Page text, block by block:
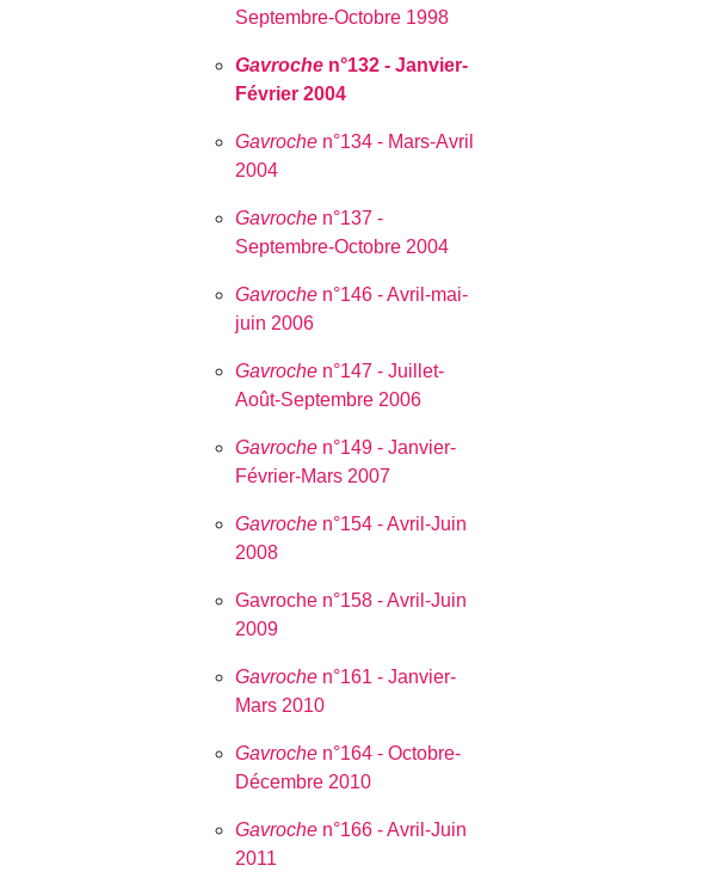
Septembre-Octobre 1998
Gavroche n°132 - Janvier-
Février 2004
Gavroche n°134 - Mars-Avril
2004
Gavroche n°137 -
Septembre-Octobre 2004
Gavroche n°146 - Avril-mai-
juin 2006
Gavroche n°147 - Juillet-
Août-Septembre 2006
Gavroche n°149 - Janvier-
Février-Mars 2007
Gavroche n°154 - Avril-Juin
2008
Gavroche n°158 - Avril-Juin
2009
Gavroche n°161 - Janvier-
Mars 2010
Gavroche n°164 - Octobre-
Décembre 2010
Gavroche n°166 - Avril-Juin
2011